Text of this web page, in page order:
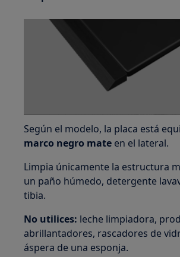
Según el modelo, la placa está
marco negro mate en el lateral.
Limpia únicamente la estructura
un paño húmedo, detergente
tibia.
No utilices: leche limpiadora,
abrillantadores, rascadores de
áspera de una esponja.